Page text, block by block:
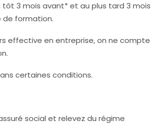
3 mois avant* et au plus tard 3 mois
de formation.
effective en entreprise, on ne compte
certaines conditions.
social et relevez du régime